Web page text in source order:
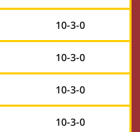
10-3-0
10-3-0
10-3-0
10-3-0